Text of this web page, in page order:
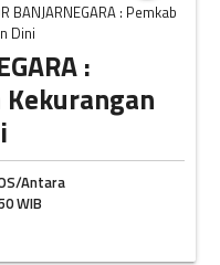
BANJARNEGARA : Pemkab
Dini
:
Antara
WIB